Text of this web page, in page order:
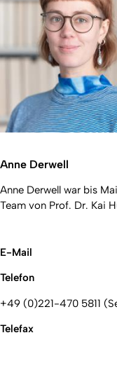
Anne Derwell
Anne Derwell war bis
Team von Prof. Dr. Kai
E-Mail
Telefon
+49 (0)221-470 5811
Telefax